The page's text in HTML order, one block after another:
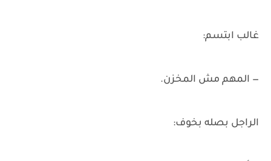
غالب ابتسم:
— المهم مش المخزن.
الراجل بصله بخوف: